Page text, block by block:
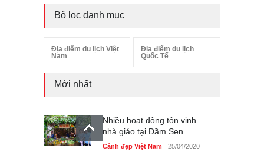
Bộ lọc danh mục
Địa điểm du lịch Việt
Nam
Địa điểm du lịch
Quốc Tế
Mới nhất
Nhiều hoạt động tôn vinh
nhà giáo tại Đầm Sen
Cảnh đẹp Việt Nam 25/04/2020